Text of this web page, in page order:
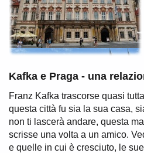
Kafka e Praga - una
Franz Kafka trascorse quasi
questa città fu sia la sua casa,
non ti lascerà andare, questa
scrisse una volta a un amico.
e quelle in cui è cresciuto, le